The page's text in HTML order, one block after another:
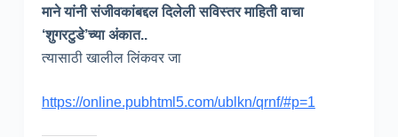
माने यांनी संजीवकांबद्दल दिलेली सविस्तर माहिती वाचा
‘शुगरटुडे’च्या अंकात..
त्यासाठी खालील लिंकवर जा
https://online.pubhtml5.com/ublkn/qrnf/#p=1